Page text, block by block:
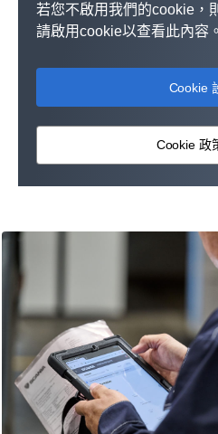
若您不啟用我們的cookie，
請啟用cookie以查看此內容。
Cookie
Cookie 政